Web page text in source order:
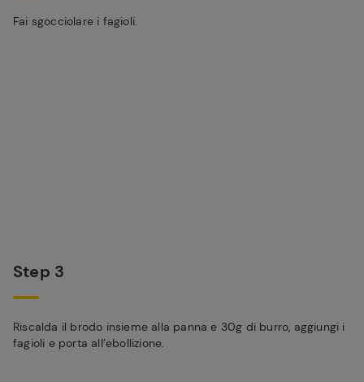
Fai sgocciolare i fagioli.
Step 3
Riscalda il brodo insieme alla panna e 30g di burro, aggiungi i
fagioli e porta all’ebollizione.